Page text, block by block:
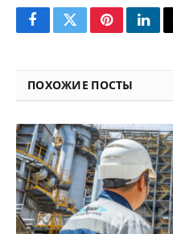
FacebookTwitterPinterest
ПОХОЖИЕ ПОСТЫ